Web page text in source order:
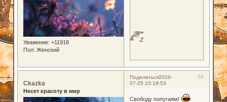
Уважение: +11918
Пол: Женский
Z
Поделиться 59
2026-
07-25 15:19:53
Ckazka
Несет красоту в мир
Свободу попугаям!